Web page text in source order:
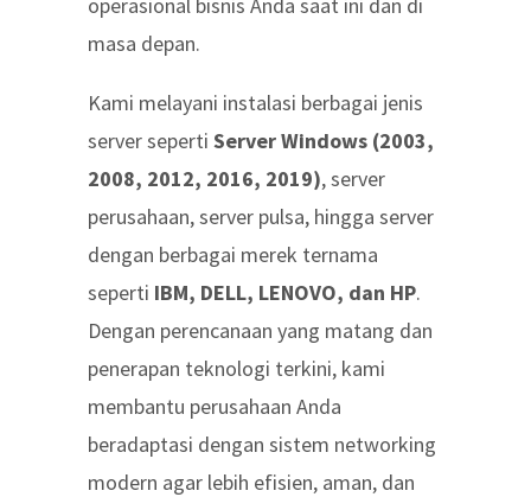
masa depan.
Kami melayani instalasi berbagai jenis
server seperti Server Windows (2003,
2008, 2012, 2016, 2019), server
perusahaan, server pulsa, hingga server
dengan berbagai merek ternama
seperti IBM, DELL, LENOVO, dan HP.
Dengan perencanaan yang matang dan
penerapan teknologi terkini, kami
membantu perusahaan Anda
beradaptasi dengan sistem networking
modern agar lebih efisien, aman, dan